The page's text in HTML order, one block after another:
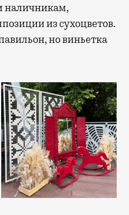
наличникам,
из сухоцветов.
но виньетка